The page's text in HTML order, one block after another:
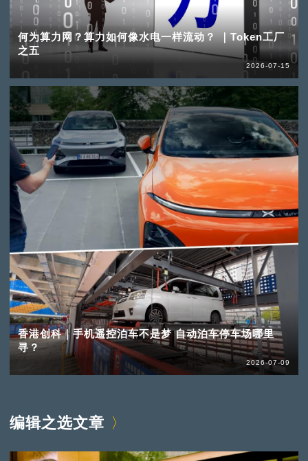
何为算力网？算力如何像水电一样流动？ ｜Token工厂
之五
2026-07-15
香港创科｜手机遥控泊车不是梦 自动泊车停车场哪里
寻？
2026-07-09
编辑之选文章